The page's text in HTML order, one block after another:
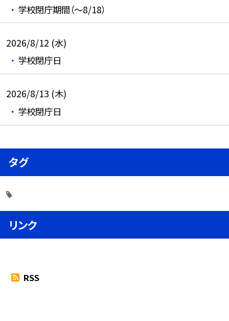
学校閉庁期間（～8/18）
2026/8/12 (水)
学校閉庁日
2026/8/13 (木)
学校閉庁日
タグ
リンク
RSS